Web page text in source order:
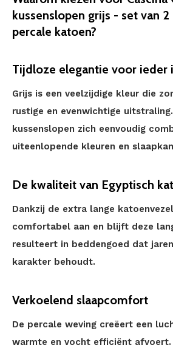
kussenslopen grijs - set van
percale katoen?
Tijdloze elegantie voor ieder
Grijs is een veelzijdige kleur die
rustige en evenwichtige
kussenslopen zich eenvoudig
uiteenlopende kleuren en
De kwaliteit van Egyptisch
Dankzij de extra lange
comfortabel aan en blijft deze
resulteert in beddengoed dat
karakter behoudt.
Verkoelend slaapcomfort
De percale weving creëert een
warmte en vocht efficiënt